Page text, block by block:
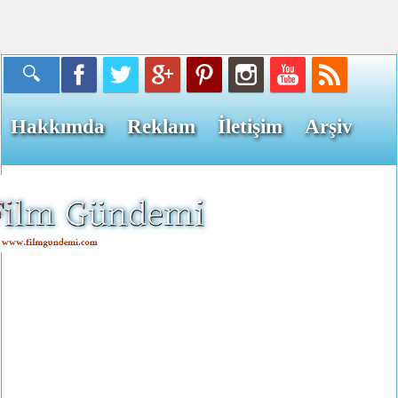
Hakkımda Reklam İletişim Arşiv